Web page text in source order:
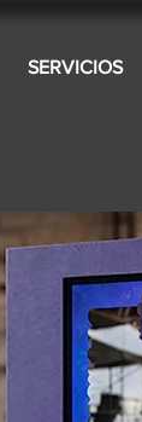
SERVICIOS